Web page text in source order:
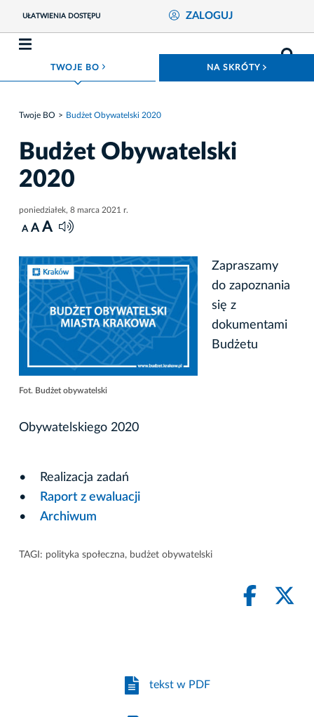
UŁATWIENIA DOSTĘPU ZALOGUJ
TWOJE BO ROZWIŃ MENU NA SKRÓTY
Twoje BO Budżet Obywatelski 2020
Budżet Obywatelski
2020
poniedziałek, 8 marca 2021 r.
A A A
Fot. Budżet obywatelski
Zapraszamy
do zapoznania
się z
dokumentami
Budżetu
Obywatelskiego 2020
• Realizacja zadań
•
Raport z ewaluacji
• Archiwum
TAGI: polityka społeczna, budżet obywatelski
tekst w PDF